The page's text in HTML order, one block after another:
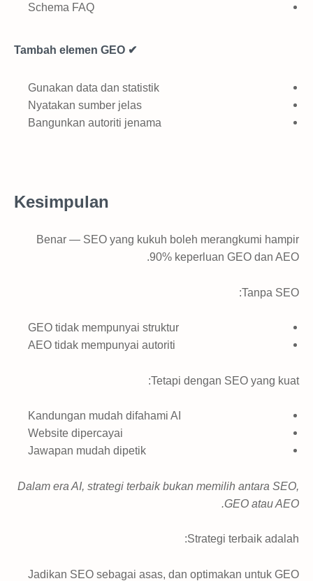
Schema FAQ
✔ Tambah elemen GEO
Gunakan data dan statistik
Nyatakan sumber jelas
Bangunkan autoriti jenama
Kesimpulan
Benar — SEO yang kukuh boleh merangkumi hampir
90% keperluan GEO dan AEO.
Tanpa SEO:
GEO tidak mempunyai struktur
AEO tidak mempunyai autoriti
Tetapi dengan SEO yang kuat:
Kandungan mudah difahami AI
Website dipercayai
Jawapan mudah dipetik
Dalam era AI, strategi terbaik bukan memilih antara SEO,
GEO atau AEO.
Strategi terbaik adalah:
Jadikan SEO sebagai asas, dan optimakan untuk GEO